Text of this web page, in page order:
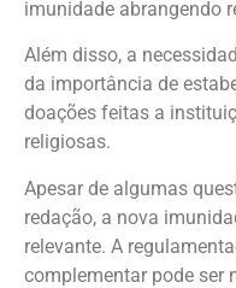
imunidade abrangendo
Além disso, a
da importância de
doações feitas a
religiosas.
Apesar de algumas
redação, a nova
relevante. A
complementar pode ser